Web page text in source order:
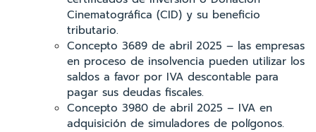
Cinematográfica (CID) y su beneficio
tributario.
Concepto 3689 de abril 2025 – las empresas
en proceso de insolvencia pueden utilizar los
saldos a favor por IVA descontable para
pagar sus deudas fiscales.
Concepto 3980 de abril 2025 – IVA en
adquisición de simuladores de polígonos.